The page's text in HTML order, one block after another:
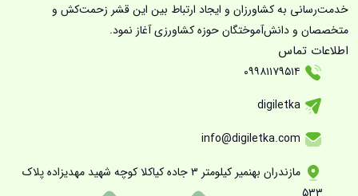
خدمت‌رسانی به کشاورزان و ایجاد ارتباط بین این قشر زحمت‌کش و
متخصصان و دانش‌آموختگان حوزه کشاورزی آغاز نمود.
اطلاعات تماس
مازندران بهنمیر کیلومتر ۳ جاده کیاکلا کوچه شهید مهدیزاده پلاک